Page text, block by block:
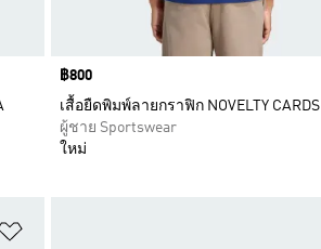
Price
฿800
เสื้อยืดพิมพ์ลายกราฟิก NOVELTY CARDS
ผู้ชาย Sportswear
ใหม่